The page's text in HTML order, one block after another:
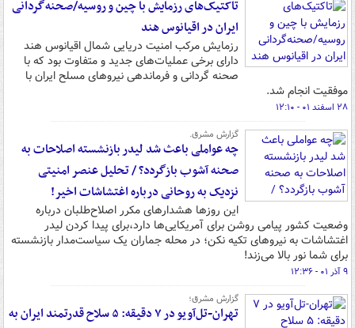
تاکتیک‌های رزمایش با چین و روسیه/صحنه‌گردانی
ایران در اقیانوس هند
رزمایش مرکب امنیت دریایی شمال اقیانوس هند
دارای برخی عملیات‌های جدید و متفاوت بود که با
صحنه گردانی و فرماندهی نیروهای مسلح ایران با
موفقیت انجام شد.
۲۸ اسفند ۰۱ - ۱۲:۱۰
گزارش مشرق.
چه عواملی باعث شد لیدر بازنشسته اصلاحات به
صحنه آشوب بازگردد؟ / تحلیل عنصر امنیتی
نزدیک به روحانی درباره اغتشاشات اخیر!
این روزها هشدارهای مکرر اصلاح‌طلبان درباره
وضعیت کشور پیامی روشن برای آمریکایی‌ها دارد،برای پیدا کردن لیدر
اغتشاشات به نیروهای تکیه نکن؛ در محله جماران یک سیاست‌مدار بازنشسته
برای شما نور بالا می‌زند!
۹ آذر ۰۱ - ۱۲:۳۶
گزارش مشرق؛
تهران-تل‌آویو در ۷ دقیقه: ۵ سلاح قدرتمند ایران به